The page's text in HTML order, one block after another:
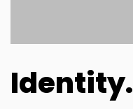
Identity.